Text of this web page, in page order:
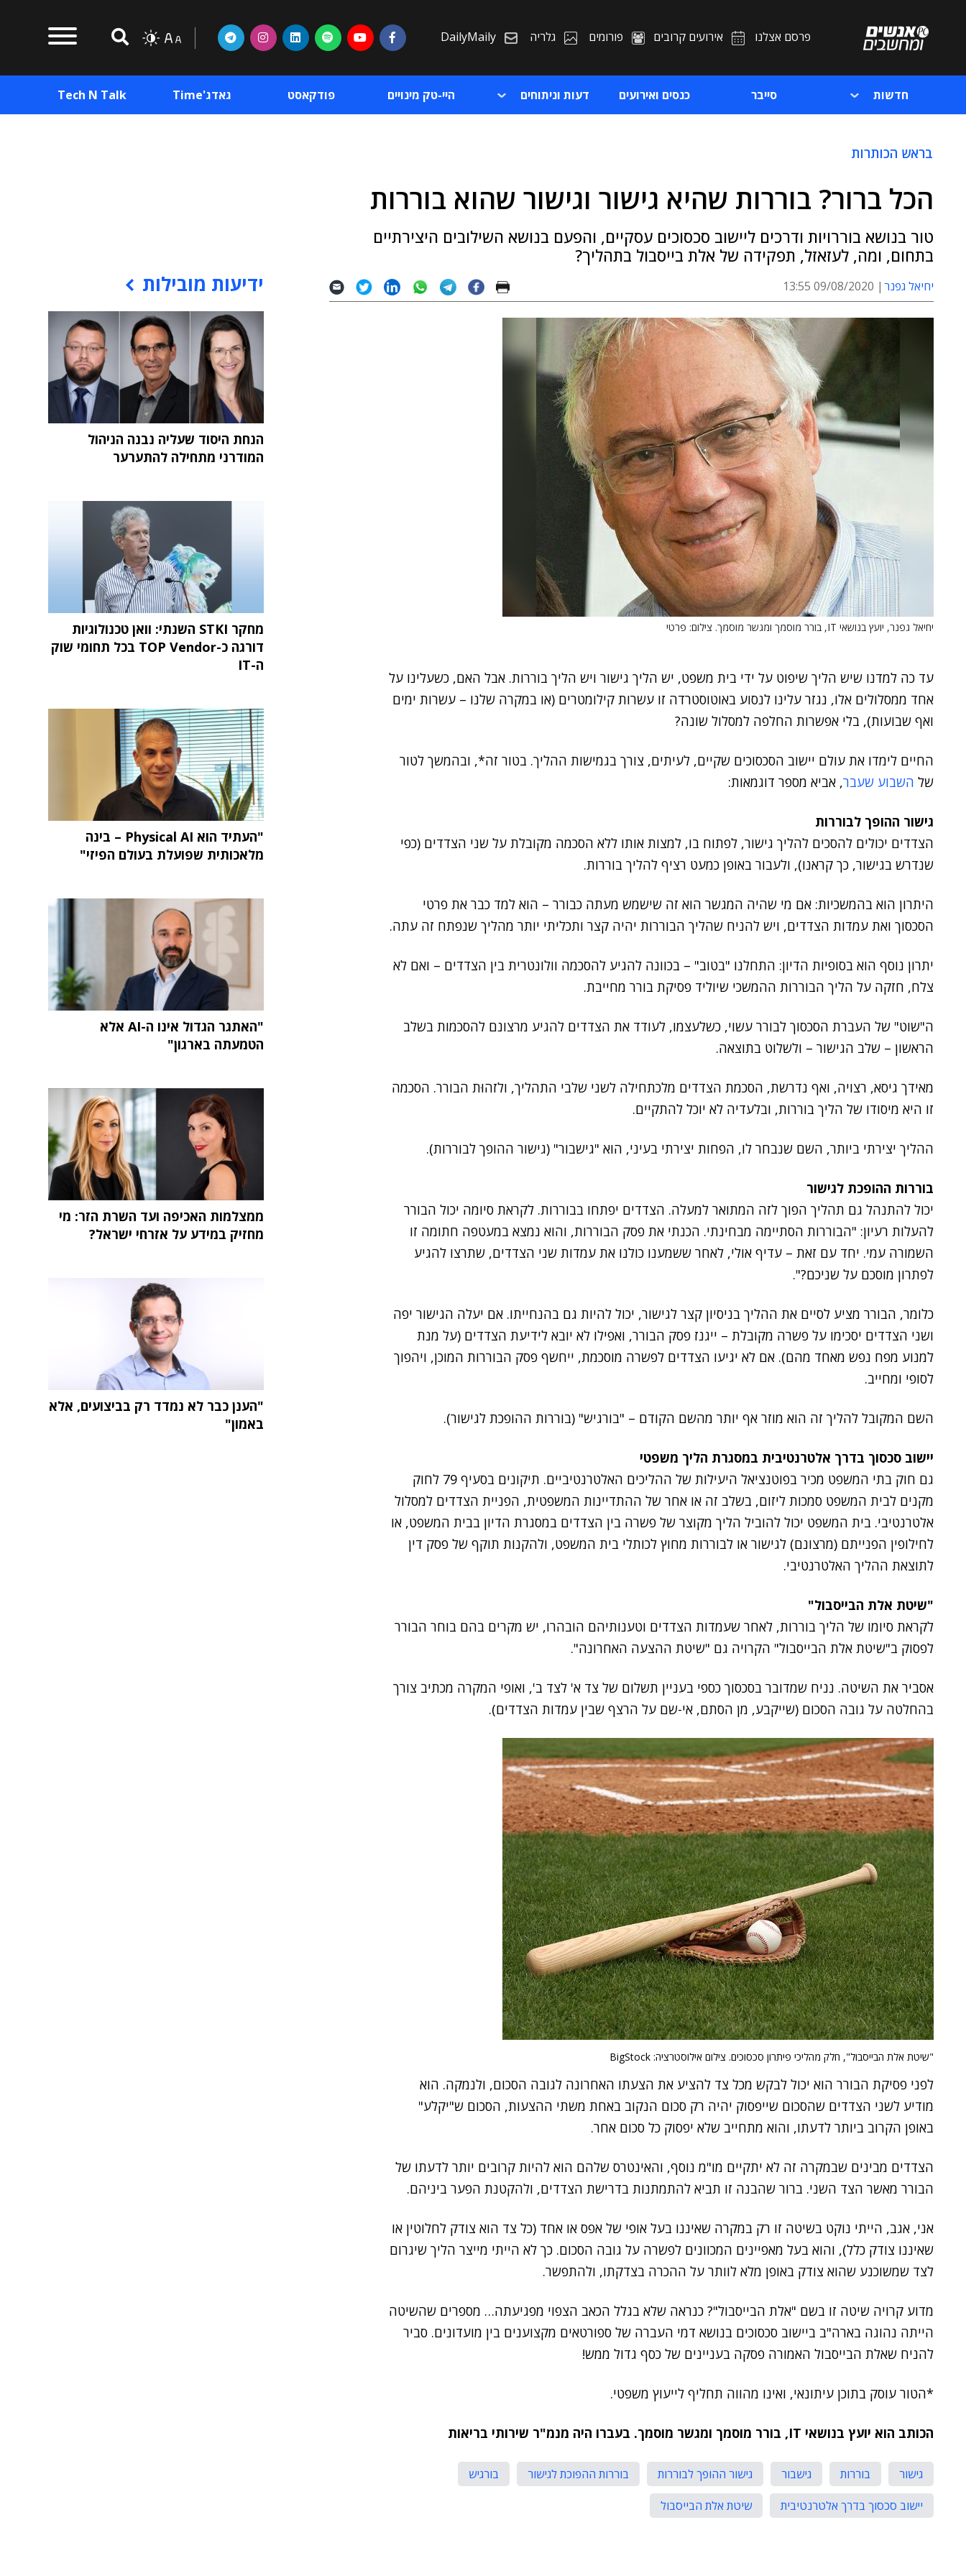
פרסם אצלנו אירועים קרובים פורומים גלריה DailyMaily
חדשות סייבר כנסים ואירועים דעות וניתוחים היי-טק מינויים פודקאסט גאדג'Time Tech N Talk
בראש הכותרות
הכל ברור? בוררות שהיא גישור וגישור שהוא בוררות
טור בנושא בוררויות ודרכים ליישוב סכסוכים עסקיים, והפעם בנושא השילובים היצירתיים
בתחום, ומה, לעזאזל, תפקידה של אלת בייסבול בתהליך?
יחיאל גפנר 09/08/2020 13:55
יחיאל גפנר, יועץ בנושאי IT, בורר מוסמך ומגשר מוסמך. צילום: פרטי
עד כה למדנו שיש הליך שיפוט על ידי בית משפט, יש הליך גישור ויש הליך בוררות. אבל האם, כשעלינו על
אחד ממסלולים אלו, נגזר עלינו לנסוע באוטוסטרדה זו עשרות קילומטרים (או במקרה שלנו – עשרות ימים
ואף שבועות), בלי אפשרות החלפה למסלול שונה?
החיים לימדו את עולם יישוב הסכסוכים שקיים, לעיתים, צורך בגמישות ההליך. בטור זה*, ובהמשך לטור
של השבוע שעבר, אביא מספר דוגמאות:
גישור ההופך לבוררות
הצדדים יכולים להסכים להליך גישור, לפתוח בו, למצות אותו ללא הסכמה מקובלת על שני הצדדים (כפי
שנדרש בגישור, כך קראנו), ולעבור באופן כמעט רציף להליך בוררות.
היתרון הוא בהמשכיות: אם מי שהיה המגשר הוא זה שישמש מעתה כבורר – הוא למד כבר את פרטי
הסכסוך ואת עמדות הצדדים, ויש להניח שהליך הבוררות יהיה קצר ותכליתי יותר מהליך שנפתח זה עתה.
יתרון נוסף הוא בסופיות הדיון: התחלנו "בטוב" – בכוונה להגיע להסכמה וולונטרית בין הצדדים – ואם לא
צלח, חזקה על הליך הבוררות ההמשכי שיוליד פסיקת בורר מחייבת.
ה"שוט" של העברת הסכסוך לבורר עשוי, כשלעצמו, לעודד את הצדדים להגיע מרצונם להסכמות בשלב
הראשון – שלב הגישור – ולשלוט בתוצאה.
מאידך גיסא, רצויה, ואף נדרשת, הסכמת הצדדים מלכתחילה לשני שלבי התהליך, ולזהוּת הבורר. הסכמה
זו היא מיסודו של הליך בוררות, ובלעדיה לא יוכל להתקיים.
ההליך יצירתי ביותר, השם שנבחר לו, הפחות יצירתי בעיני, הוא "גישבור" (גישור ההופך לבוררות).
בוררות ההופכת לגישור
יכול להתנהל גם תהליך הפוך לזה המתואר למעלה. הצדדים יפתחו בבוררות. לקראת סיומה יכול הבורר
להעלות רעיון: "הבוררות הסתיימה מבחינתי. הכנתי את פסק הבוררות, והוא נמצא במעטפה חתומה זו
השמורה עמי. יחד עם זאת – עדיף אולי, לאחר ששמענו כולנו את עמדות שני הצדדים, שתרצו להגיע
לפתרון מוסכם על שניכם?".
כלומר, הבורר מציע לסיים את ההליך בניסיון קצר לגישור, יכול להיות גם בהנחייתו. אם יעלה הגישור יפה
ושני הצדדים יסכימו על פשרה מקובלת – ייגנז פסק הבורר, ואפילו לא יובא לידיעת הצדדים (על מנת
למנוע מפח נפש מאחד מהם). אם לא יגיעו הצדדים לפשרה מוסכמת, ייחשף פסק הבוררות המוכן, ויהפוך
לסופי ומחייב.
השם המקובל להליך זה הוא מוזר אף יותר מהשם הקודם – "בורגיש" (בוררות ההופכת לגישור).
יישוב סכסוך בדרך אלטרנטיבית במסגרת הליך משפטי
גם חוק בתי המשפט מכיר בפוטנציאל היעילות של ההליכים האלטרנטיביים. תיקונים בסעיף 79 לחוק
מקנים לבית המשפט סמכות ליזום, בשלב זה או אחר של ההתדיינות המשפטית, הפניית הצדדים למסלול
אלטרנטיבי. בית המשפט יכול להוביל הליך מקוצר של פשרה בין הצדדים במסגרת הדיון בבית המשפט, או
לחילופין הפנייתם (מרצונם) לגישור או לבוררות מחוץ לכותלי בית המשפט, ולהקנות תוקף של פסק דין
לתוצאת ההליך האלטרנטיבי.
"שיטת אלת הבייסבול"
לקראת סיומו של הליך בוררות, לאחר שעמדות הצדדים וטענותיהם הובהרו, יש מקרים בהם בוחר הבורר
לפסוק ב"שיטת אלת הבייסבול" הקרויה גם "שיטת ההצעה האחרונה".
אסביר את השיטה. נניח שמדובר בסכסוך כספי בעניין תשלום של צד א' לצד ב', ואופי המקרה מכתיב צורך
בהחלטה על גובה הסכום (שייקבע, מן הסתם, אי-שם על הרצף שבין עמדות הצדדים).
"שיטת אלת הבייסבול", חלק מהליכי פיתרון סכסוכים. צילום אילוסטרציה: BigStock
לפני פסיקת הבורר הוא יכול לבקש מכל צד להציע את הצעתו האחרונה לגובה הסכום, ולנמקה. הוא
מודיע לשני הצדדים שהסכום שייפסוק יהיה רק סכום הנקוב באחת משתי ההצעות, הסכום ש"יקלע"
באופן הקרוב ביותר לדעתו, והוא מתחייב שלא יפסוק כל סכום אחר.
הצדדים מבינים שבמקרה זה לא יתקיים מו"מ נוסף, והאינטרס שלהם הוא להיות קרובים יותר לדעתו של
הבורר מאשר הצד השני. ברור שהבנה זו תביא להתמתנות בדרישת הצדדים, ולהקטנת הפער ביניהם.
אני, אגב, הייתי נוקט בשיטה זו רק במקרה שאיננו בעל אופי של אפס או אחד (כל צד הוא צודק לחלוטין או
שאיננו צודק כלל), והוא בעל מאפיינים המכוונים לפשרה על גובה הסכום. כך לא הייתי מייצר הליך שיגרום
לצד שמשוכנע שהוא צודק באופן מלא לוותר על ההכרה בצדקתו, ולהתפשר.
מדוע קרויה שיטה זו בשם "אלת הבייסבול"? כנראה שלא בגלל הכאב הצפוי מפגיעתה… מספרים שהשיטה
הייתה נהוגה בארה"ב ביישוב סכסוכים בנושא דמי העברה של ספורטאים מקצוענים בין מועדונים. סביר
להניח שאלת הבייסבול האמורה פסקה בעניינים של כסף גדול ממש!
*הטור עוסק בתוכן עיתונאי, ואינו מהווה תחליף לייעוץ משפטי.
הכותב הוא יועץ בנושאי IT, בורר מוסמך ומגשר מוסמך. בעברו היה מנמ"ר שירותי בריאות
גישור בוררות גישבור גישור ההופך לבוררות בוררות ההפוכת לגישור
בורגיש
יישוב סכסוך בדרך אלטרנטיבית
שיטת אלת הבייסבול
ידיעות מובילות
הנחת היסוד שעליה נבנה הניהול
המודרני מתחילה להתערער
מחקר STKI השנתי: וואן טכנולוגיות
דורגה כ-TOP Vendor בכל תחומי שוק
ה-IT
"העתיד הוא Physical AI – בינה
מלאכותית שפועלת בעולם הפיזי"
"האתגר הגדול אינו ה-AI אלא
הטמעתה בארגון"
ממצלמות האכיפה ועד השרת הזר: מי
מחזיק במידע על אזרחי ישראל?
"הענן כבר לא נמדד רק בביצועים, אלא
באמון"